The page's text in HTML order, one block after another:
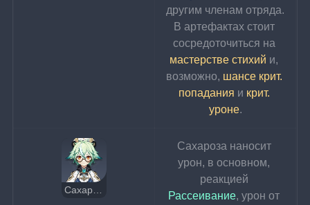
другим членам отряда.
В артефактах стоит
сосредоточиться на
мастерстве стихий и,
возможно, шансе крит.
попадания и крит.
уроне.
Сахароза
Сахароза наносит
урон, в основном,
реакцией
Рассеивание, урон от